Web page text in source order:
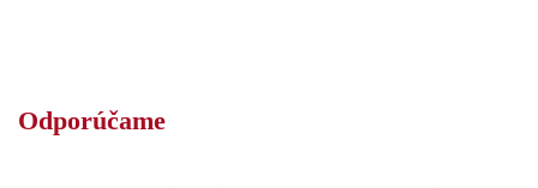
Odporúčame